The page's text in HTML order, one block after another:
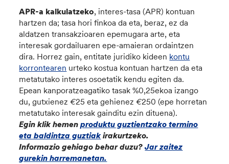
APR-a kalkulatzeko, interes-tasa (APR) kontuan
hartzen da; tasa hori finkoa da eta, beraz, ez da
aldatzen transakzioaren epemugara arte, eta
interesak gordailuaren epe-amaieran ordaintzen
dira. Horrez gain, entitate juridiko kideen kontu
korrontearen urteko kostua kontuan hartzen da eta
metatutako interes osoetatik kendu egiten da.
Epean kanporatzeagatiko tasak%0,25ekoa izango
du, gutxienez€25 eta gehienez€250 (epe horretan
metatutako interesak gainditu ezin dituena).
Egin klik hemenproduktu guztientzako termino
eta baldintza guztiakirakurtzeko.
Informazio gehiago behar duzu?Jar zaitez
gurekin harremanetan.